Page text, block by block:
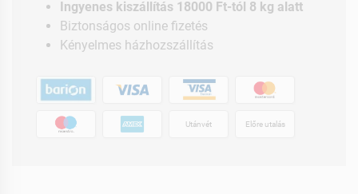
Ingyenes kiszállítás 18000 Ft-tól 8 kg alatt
Biztonságos online fizetés
Kényelmes házhozszállítás
Utánvét Előre utalás